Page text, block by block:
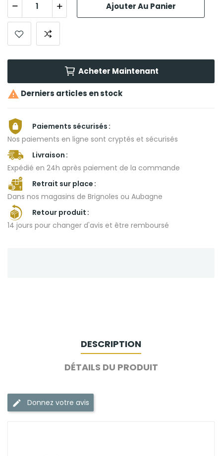
Ajouter Au Panier
Acheter Maintenant
 Derniers articles en stock
Paiements sécurisés
Nos paiements en ligne sont cryptés et sécurisés
Livraison
Expédié en 24h après paiement de la commande
Retrait sur place
Dans nos magasins de Brignoles ou Aubagne
Retour produit
14 jours pour changer d'avis et être remboursé
DESCRIPTION
DÉTAILS DU PRODUIT
Donnez votre avis